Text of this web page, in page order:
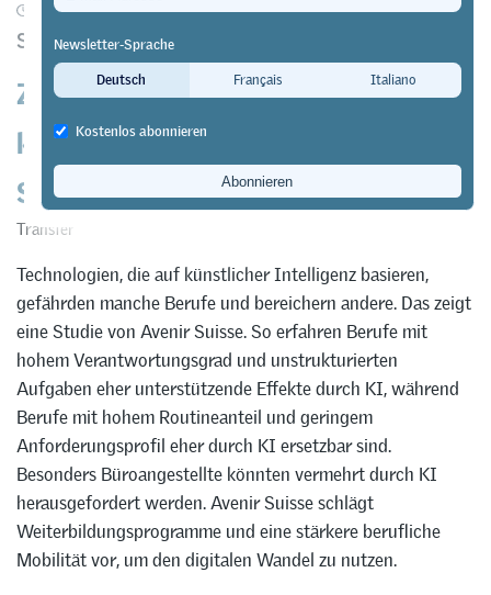
16/12/24 Forschung
Studie von Avenir Suisse
Zukunftssichere Berufe? – Wie
künstliche Intelligenz den
Schweizer Arbeitsmarkt verändert
Transfer
Technologien, die auf künstlicher Intelligenz basieren,
gefährden manche Berufe und bereichern andere. Das zeigt
eine Studie von Avenir Suisse. So erfahren Berufe mit
hohem Verantwortungsgrad und unstrukturierten
Aufgaben eher unterstützende Effekte durch KI, während
Berufe mit hohem Routineanteil und geringem
Anforderungsprofil eher durch KI ersetzbar sind.
Besonders Büroangestellte könnten vermehrt durch KI
herausgefordert werden. Avenir Suisse schlägt
Weiterbildungsprogramme und eine stärkere berufliche
Mobilität vor, um den digitalen Wandel zu nutzen.
Newsletter-Sprache
Deutsch
Français Italiano
Kostenlos abonnieren